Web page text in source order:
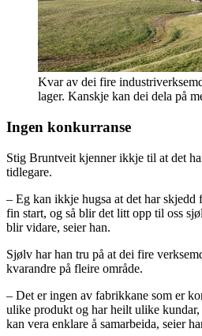
Kvar av dei fire
lager. Kanskje kan dei dela på
Ingen konkurranse
Stig Bruntveit kjenner ikkje til at det
tidlegare.
– Eg kan ikkje hugsa at det har skjedd
fin start, og så blir det litt opp til oss
blir vidare, seier han.
Sjølv har han tru på at dei fire
kvarandre på fleire område.
– Det er ingen av fabrikkane som er
ulike produkt og har heilt ulike
kan vera enklare å samarbeida, seier